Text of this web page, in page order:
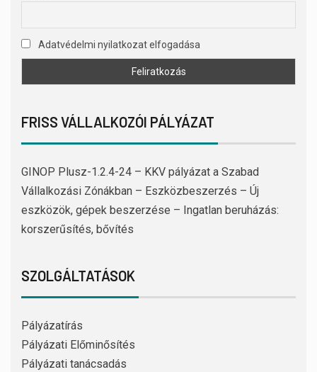
Adatvédelmi nyilatkozat elfogadása
FRISS VÁLLALKOZÓI PÁLYÁZAT
GINOP Plusz-1.2.4-24 – KKV pályázat a Szabad
Vállalkozási Zónákban – Eszközbeszerzés – Új
eszközök, gépek beszerzése – Ingatlan beruházás:
korszerűsítés, bővítés
SZOLGÁLTATÁSOK
Pályázatírás
Pályázati Előminősítés
Pályázati tanácsadás